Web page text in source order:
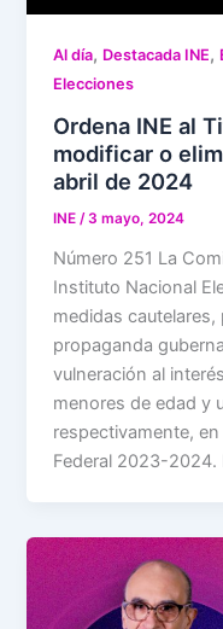
Al día, Destacada INE,
Elecciones
Ordena INE al
modificar o
abril de 2024
INE/3 mayo, 2024
Número 251 La
Instituto Nacional
medidas
propaganda
vulneración al
menores de edad y
respectivamente,
Federal 2023-